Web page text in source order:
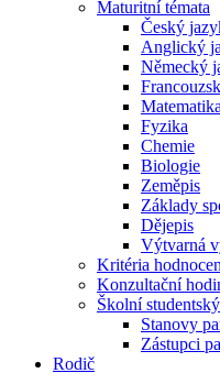
Maturitní témata
Český
Anglický
Německý
Matematika
Fyzika
Chemie
Biologie
Zeměpis
Základy
Dějepis
Výtvarná
Kritéria
Konzultační
Školní
Stanovy
Zástupci
Rodič